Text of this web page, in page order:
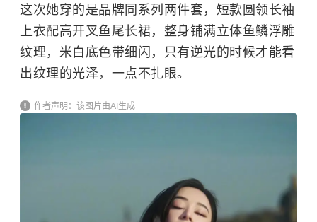
这次她穿的是品牌同系列两件套，短款圆领长袖
上衣配高开叉鱼尾长裙，整身铺满立体鱼鳞浮雕
纹理，米白底色带细闪，只有逆光的时候才能看
出纹理的光泽，一点不扎眼。
作者声明：该图片由AI生成